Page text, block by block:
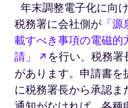
年末調整電子化に向
税務署に会社側が 「
載すべき事項の電磁的
請」
新しいタブで開
を行い、税務
があります。申請書
に税務署長から承認